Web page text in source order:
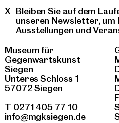
Museum für
Gegenwartskunst
Siegen
Unteres Schloss 1
57072 Siegen
T 0271 405 77 10
info@mgksiegen.de
Bleiben Sie auf dem
unseren Newsletter, um
Ausstellungen und